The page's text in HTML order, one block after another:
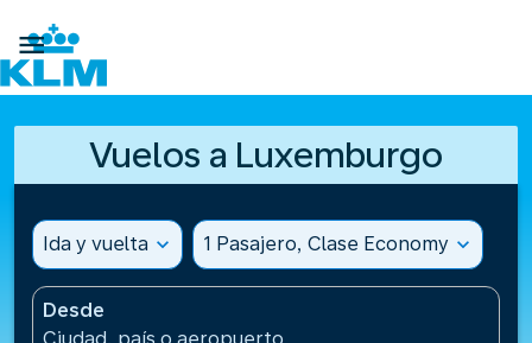

Vuelos a Luxemburgo
Ida y vuelta expand_more 1 Pasajero, Clase Economy expand_more
Desde